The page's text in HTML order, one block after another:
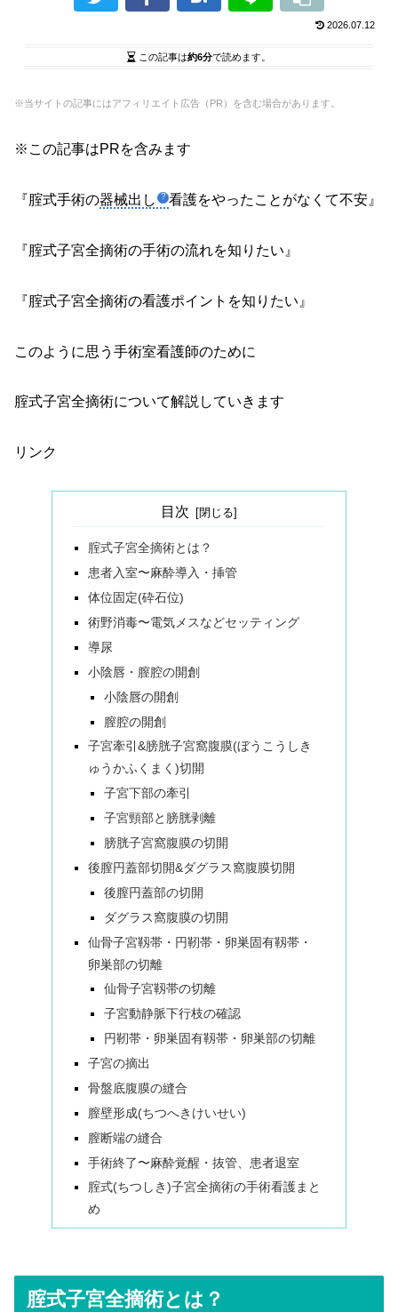
2026.07.12
この記事は約6分で読めます。
※当サイトの記事にはアフィリエイト広告（PR）を含む場合があります。
※この記事はPRを含みます
『腟式手術の器械出し 看護をやったことがなくて不安』
『腟式子宮全摘術の手術の流れを知りたい』
『腟式子宮全摘術の看護ポイントを知りたい』
このように思う手術室看護師のために
腟式子宮全摘術について解説していきます
リンク
目次
腟式子宮全摘術とは？
患者入室〜麻酔導入・挿管
体位固定(砕石位)
術野消毒〜電気メスなどセッティング
導尿
小陰唇・膣腔の開創
小陰唇の開創
膣腔の開創
子宮牽引&膀胱子宮窩腹膜(ぼうこうしき
ゅうかふくまく)切開
子宮下部の牽引
子宮頸部と膀胱剥離
膀胱子宮窩腹膜の切開
後膣円蓋部切開&ダグラス窩腹膜切開
後膣円蓋部の切開
ダグラス窩腹膜の切開
仙骨子宮靱帯・円靭帯・卵巣固有靱帯・
卵巣部の切離
仙骨子宮靱帯の切離
子宮動静脈下行枝の確認
円靭帯・卵巣固有靱帯・卵巣部の切離
子宮の摘出
骨盤底腹膜の縫合
膣壁形成(ちつへきけいせい)
膣断端の縫合
手術終了〜麻酔覚醒・抜管、患者退室
腟式(ちつしき)子宮全摘術の手術看護まと
め
腟式子宮全摘術とは？